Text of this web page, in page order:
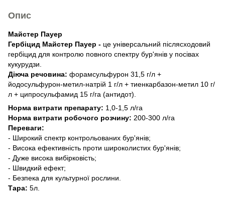
Опис
Майстер Пауер
Гербіцид Майстер Пауер - це універсальний післясходовий
гербіцид для контролю повного спектру бур'янів у посівах
кукурудзи.
Діюча речовина: форамсульфурон 31,5 г/л +
йодосульфурон-метил-натрій 1 г/л + тиенкарбазон-метил 10 г/
л + ципросульфамид 15 г/га (антидот).
Норма витрати препарату: 1,0-1,5 л/га
Норма витрати робочого розчину: 200-300 л/га
Переваги:
- Широкий спектр контрольованих бур'янів;
- Висока ефективність проти широколистих бур'янів;
- Дуже висока вибірковість;
- Швидкий ефект;
- Безпека для культурної рослини.
Тара: 5л.